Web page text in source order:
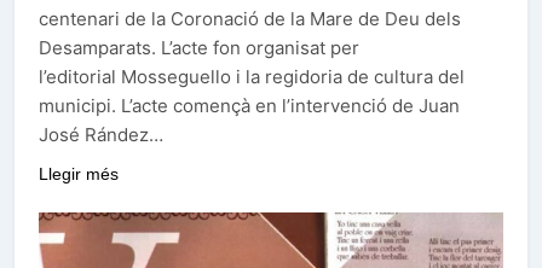
centenari de la Coronació de la Mare de Deu dels
Desamparats. L’acte fon organisat per
l’editorial Mosseguello i la regidoria de cultura del
municipi. L’acte començà en l’intervenció de Juan
José Rández…
Llegir més